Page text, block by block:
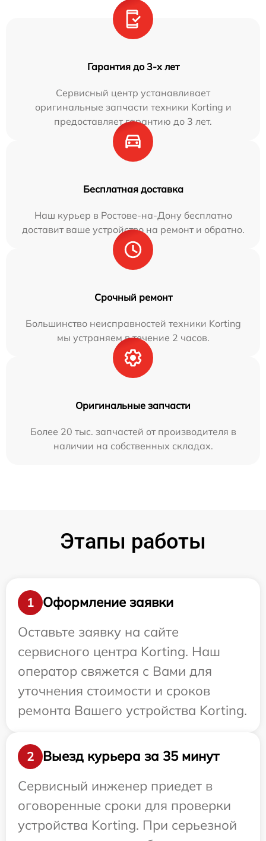
Гарантия до 3-х лет
Сервисный центр устанавливает
оригинальные запчасти техники Korting и
предоставляет гарантию до 3 лет.
Бесплатная доставка
Наш курьер в Ростове-на-Дону бесплатно
доставит ваше устройство на ремонт и обратно.
Срочный ремонт
Большинство неисправностей техники Korting
мы устраняем в течение 2 часов.
Оригинальные запчасти
Более 20 тыс. запчастей от производителя в
наличии на собственных складах.
Этапы работы
1
Оформление заявки
Оставьте заявку на сайте
сервисного центра Korting. Наш
оператор свяжется с Вами для
уточнения стоимости и сроков
ремонта Вашего устройства Korting.
2
Выезд курьера за 35 минут
Сервисный инженер приедет в
оговоренные сроки для проверки
устройства Korting. При серьезной